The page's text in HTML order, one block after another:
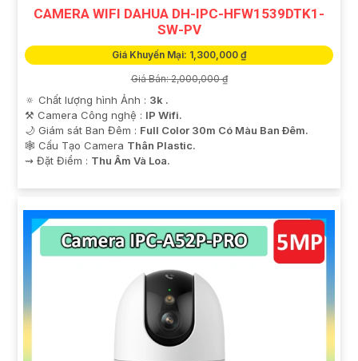
CAMERA WIFI DAHUA DH-IPC-HFW1539DTK1-
SW-PV
Giá Khuyến Mại: 1,300,000 ₫
Giá Bán: 2,000,000 ₫
🔅 Chất lượng hình Ảnh : 3k .
⚒ Camera Công nghệ : IP Wifi.
🌙 Giám sát Ban Đêm : Full Color 30m Có Màu Ban Ðêm.
🕸️ Cấu Tạo Camera Thân Plastic.
️⇝ Đặt Điểm : Thu Âm Và Loa.